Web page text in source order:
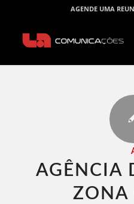
AGENDE UMA
AGÊNCIA
ZONA